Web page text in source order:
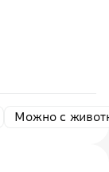
Можно с